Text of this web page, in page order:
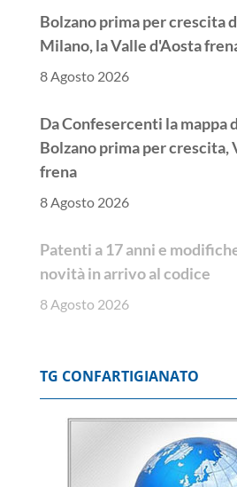
Bolzano prima per crescita
Milano, la Valle d'Aosta
8 Agosto 2026
Da Confesercenti la mappa
Bolzano prima per crescita,
frena
8 Agosto 2026
Patenti a 17 anni e
novità in arrivo al codice
8 Agosto 2026
TG CONFARTIGIANATO